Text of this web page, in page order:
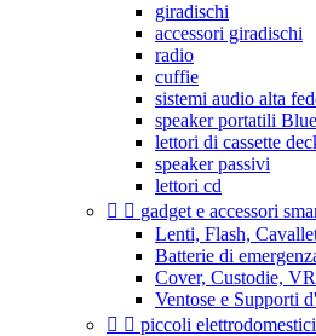
giradischi
accessori giradischi
radio
cuffie
sistemi audio alta
speaker portatili
lettori di cassette
speaker passivi
lettori cd
  gadget e accessori
Lenti, Flash,
Batterie di
Cover, Custodie,
Ventose e Supporti
  piccoli elettrodomestici